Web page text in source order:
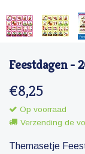
Feestdagen -
€8,25
Op voorraad
Verzending de
Themasetje